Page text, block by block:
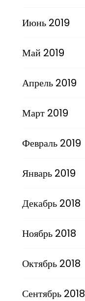
Июнь 2019
Май 2019
Апрель 2019
Март 2019
Февраль 2019
Январь 2019
Декабрь 2018
Ноябрь 2018
Октябрь 2018
Сентябрь 2018